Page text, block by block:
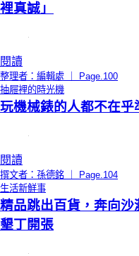
裡真誠」
閱讀
整理者：編輯處 ｜ Page.100
抽屜裡的時光機
玩機械錶的人都不在乎
閱讀
撰文者：孫德銘 ｜ Page.104
生活新鮮事
精品跳出百貨，奔向
墾丁開張